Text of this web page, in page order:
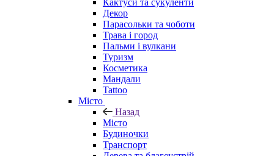
Кактуси та сукуленти
Декор
Парасольки та чоботи
Трава і город
Пальми і вулкани
Туризм
Косметика
Мандали
Tattoo
Місто
Назад
Місто
Будиночки
Транспорт